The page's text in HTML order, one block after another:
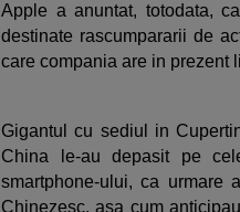
Apple a anuntat, totodata,
destinate rascumpararii de
care compania are in prezent
Gigantul cu sediul in
China le-au depasit pe
smartphone-ului, ca urmare
Chinezesc, asa cum